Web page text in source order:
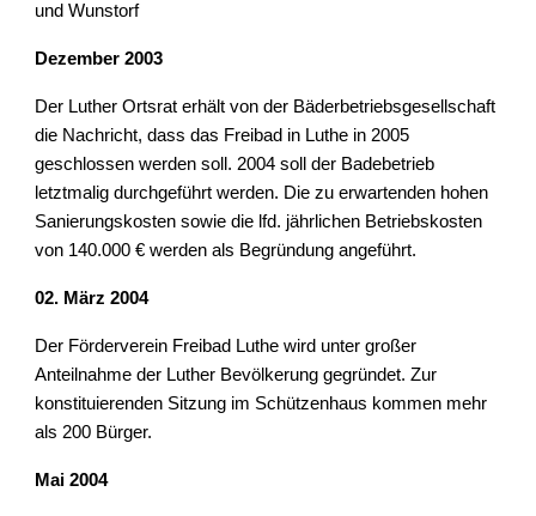
und Wunstorf
Dezember 2003
Der Luther Ortsrat erhält von der Bäderbetriebsgesellschaft
die Nachricht, dass das Freibad in Luthe in 2005
geschlossen werden soll. 2004 soll der Badebetrieb
letztmalig durchgeführt werden. Die zu erwartenden hohen
Sanierungskosten sowie die lfd. jährlichen Betriebskosten
von 140.000 € werden als Begründung angeführt.
02. März 2004
Der Förderverein Freibad Luthe wird unter großer
Anteilnahme der Luther Bevölkerung gegründet. Zur
konstituierenden Sitzung im Schützenhaus kommen mehr
als 200 Bürger.
Mai 2004